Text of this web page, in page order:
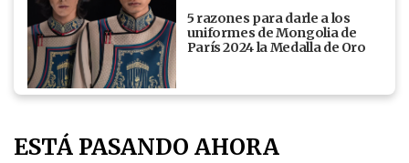
5 razones para darle a los
uniformes de Mongolia de
París 2024 la Medalla de Oro
ESTÁ PASANDO AHORA